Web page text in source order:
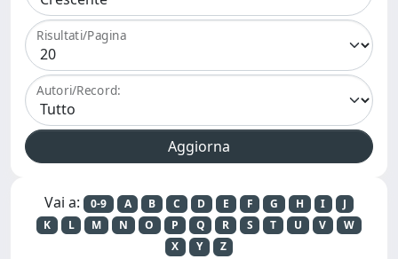
Risultati/Pagina
Autori/Record:
Vai a: 0-9 A B C D E F G H I
J
K
L M N O P Q R S T U V
W
X
Y Z